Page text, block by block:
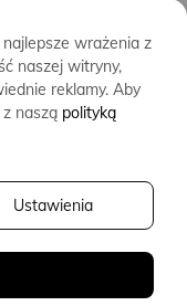
ALBATROS
wrażenia z
naszej witryny,
reklamy. Aby
naszą polityką
Ustawienia